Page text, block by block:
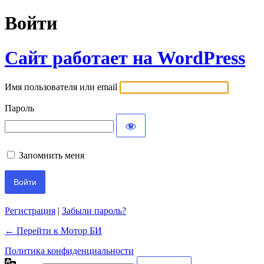
Войти
Сайт работает на WordPress
Имя пользователя или email
Пароль
Запомнить меня
Регистрация | Забыли пароль?
← Перейти к Мотор БИ
Политика конфиденциальности